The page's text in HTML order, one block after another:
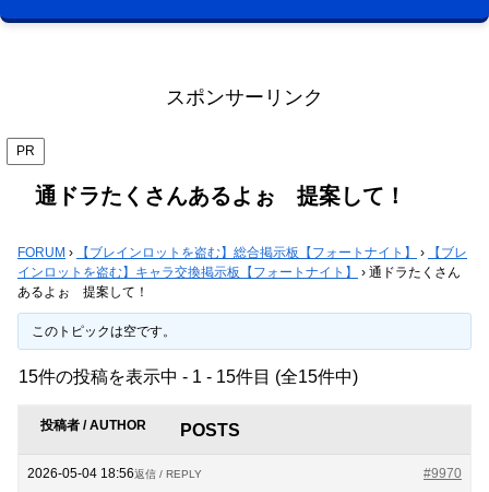
スポンサーリンク
PR
通ドラたくさんあるよぉ 提案して！
FORUM › 【ブレインロットを盗む】総合掲示板【フォートナイト】 ›
【ブレ
インロットを盗む】キャラ交換掲示板【フォートナイト】
› 通ドラたくさん
あるよぉ 提案して！
このトピックは空です。
15件の投稿を表示中 - 1 - 15件目 (全15件中)
投稿者 / AUTHOR POSTS
2026-05-04 18:56 #9970
返信 / REPLY